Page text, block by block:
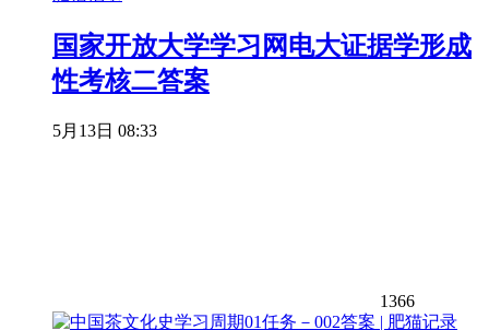
国家开放大学学习网电大证据学形成
性考核二答案
5月13日 08:33
1366